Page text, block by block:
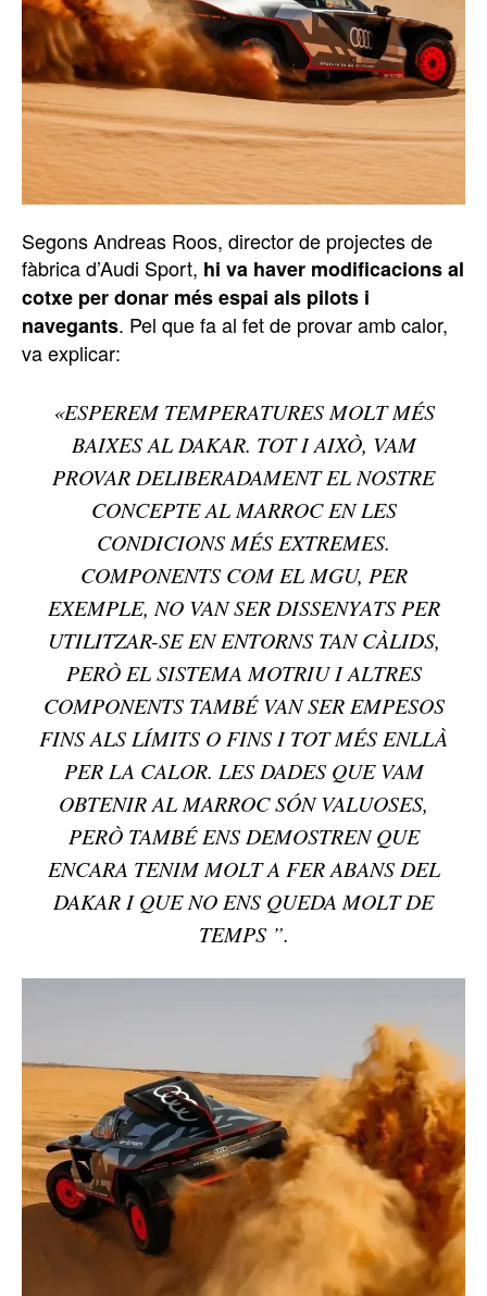
Segons Andreas Roos, director de projectes de
fàbrica d’Audi Sport, hi va haver modificacions al
cotxe per donar més espai als pilots i
navegants. Pel que fa al fet de provar amb calor,
va explicar:
«ESPEREM TEMPERATURES MOLT MÉS
BAIXES AL DAKAR. TOT I AIXÒ, VAM
PROVAR DELIBERADAMENT EL NOSTRE
CONCEPTE AL MARROC EN LES
CONDICIONS MÉS EXTREMES.
COMPONENTS COM EL MGU, PER
EXEMPLE, NO VAN SER DISSENYATS PER
UTILITZAR-SE EN ENTORNS TAN CÀLIDS,
PERÒ EL SISTEMA MOTRIU I ALTRES
COMPONENTS TAMBÉ VAN SER EMPESOS
FINS ALS LÍMITS O FINS I TOT MÉS ENLLÀ
PER LA CALOR. LES DADES QUE VAM
OBTENIR AL MARROC SÓN VALUOSES,
PERÒ TAMBÉ ENS DEMOSTREN QUE
ENCARA TENIM MOLT A FER ABANS DEL
DAKAR I QUE NO ENS QUEDA MOLT DE
TEMPS ”.